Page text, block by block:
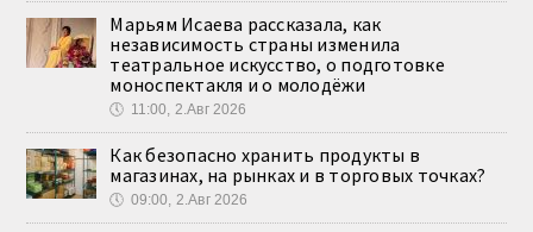
Марьям Исаева рассказала, как
независимость страны изменила
театральное искусство, о подготовке
моноспектакля и о молодёжи
🕔 11:00, 2.Авг 2026
Как безопасно хранить продукты в
магазинах, на рынках и в торговых точках?
🕔 09:00, 2.Авг 2026